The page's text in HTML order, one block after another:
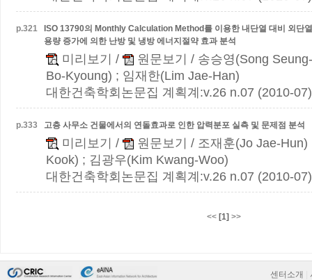
p.321
ISO 13790의 Monthly Calculation Method를 이용한 내단열 대비 외단
용량 증가에 의한 난방 및 냉방 에너지절약 효과 분석
미리보기 / 원문보기
/ 송승영(Song
Bo-Kyoung) ; 임재한(Lim Jae-Han)
대한건축학회논문집 계획계:v.26 n.07 (2010-07)
p.333 고층 사무소 건물에서의 연돌효과로 인한 압력분포 실측 및 문제점 분석
미리보기 / 원문보기
/ 조재훈(Jo Jae-
Kook) ; 김광우(Kim Kwang-Woo)
대한건축학회논문집 계획계:v.26 n.07 (2010-07)
<< [1] >>
센터소개